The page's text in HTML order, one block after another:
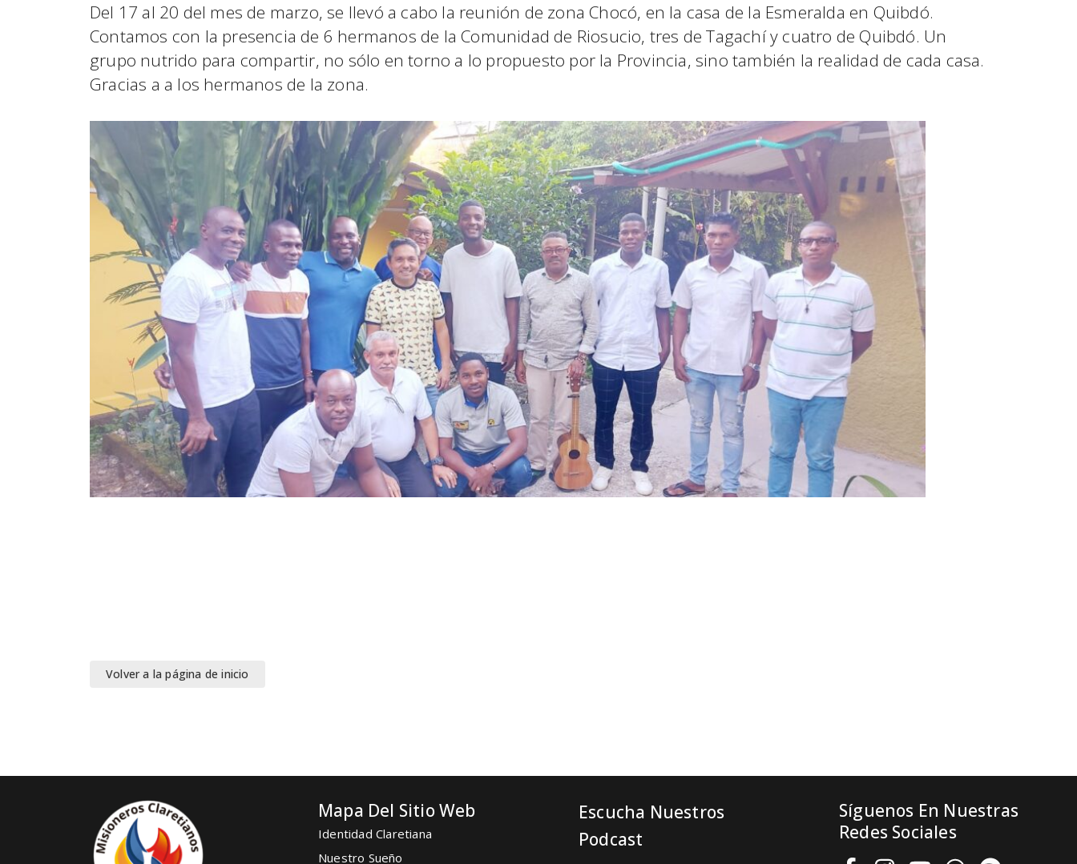
Del 17 al 20 del mes de marzo, se llevó a cabo la reunión de zona Chocó, en la casa de la Esmeralda en Quibdó.
Contamos con la presencia de 6 hermanos de la Comunidad de Riosucio, tres de Tagachí y cuatro de Quibdó. Un
grupo nutrido para compartir, no sólo en torno a lo propuesto por la Provincia, sino también la realidad de cada casa.
Gracias a a los hermanos de la zona.
Volver a la página de inicio
Mapa Del Sitio Web
Identidad Claretiana
Nuestro Sueño
Escucha Nuestros
Podcast
Síguenos En Nuestras
Redes Sociales